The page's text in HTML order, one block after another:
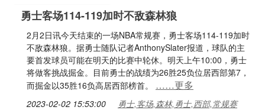
勇士客场114-119加时不敌森林狼
2月2日讯今天结束的一场NBA常规赛，勇士客场114-119加时
不敌森林狼。据勇士随队记者AnthonySlater报道，球队的主
要首发球员可能在明天的比赛中轮休。明天上午10:00，勇士
将做客挑战掘金。目前勇士的战绩为26胜25负位居西部第7，
而掘金以35胜16负高居西部榜首。 ……更多
2023-02-02 15:53:00 勇士,客场,森林,勇士,西部,常规赛